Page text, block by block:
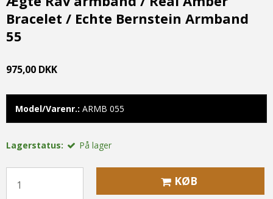
Bracelet / Echte Bernstein Armband
55
975,00 DKK
Model/Varenr.: ARMB 055
Lagerstatus: På lager
KØB